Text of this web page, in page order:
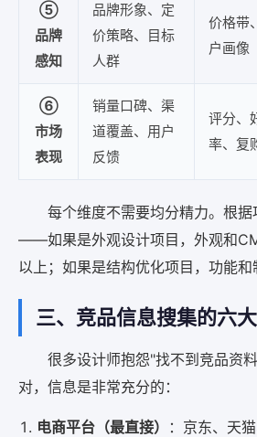
⑤
品牌
感知
品牌形象、定
价策略、目标
人群
价格带
户画像
⑥
市场
表现
销量口碑、渠
道覆盖、用户
反馈
评分、
率、复
每个维度不需要均分精力。根
——如果是外观设计项目，外观和
以上；如果是结构优化项目，功能和
三、竞品信息搜集的六
很多设计师抱怨"找不到竞品资
对，信息是非常充分的：
电商平台（最直接）
：京东、天